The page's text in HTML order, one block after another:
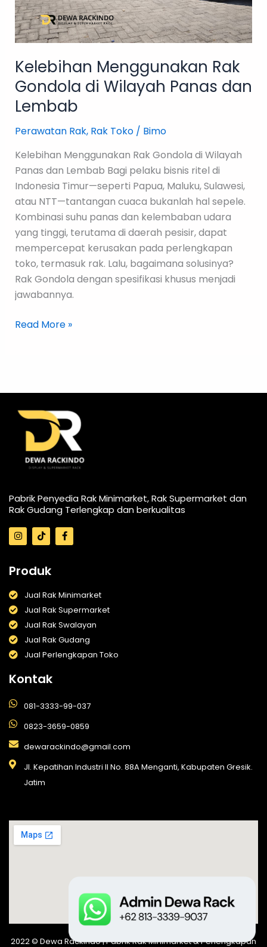
Kelebihan Menggunakan Rak
Gondola di Wilayah Panas dan
Lembab
Perawatan Rak, Rak Toko/ Bimo
Kelebihan Menggunakan Rak Gondola di Wilayah
Panas dan Lembab Bagi pelaku bisnis ritel di
Indonesia Timur—seperti Papua, Maluku, Sulawesi,
atau NTT—tantangan cuaca bukanlah hal sepele.
Kombinasi suhu panas dan kelembaban udara
yang tinggi, terutama di daerah pesisir, dapat
mempercepat kerusakan pada perlengkapan
toko, termasuk rak. Lalu, bagaimana solusinya?
Rak Gondola dengan spesifikasi khusus menjadi
jawabannya.
Read More »
Pabrik Penyedia Rak Minimarket, Rak Supermarket dan
Rak Gudang Terlengkap dan berkualitas
I
n
s
a
g
a
T
i
k
o
k
F
a
c
k
f
Produk
Jual Rak Minimarket
Jual Rak Supermarket
Jual Rak Swalayan
Jual Rak Gudang
Jual Perlengkapan Toko
Kontak
081-3333-99-037
0823-3659-0859
dewarackindo@gmail.com
Jl. Kepatihan Industri II No. 88A Menganti, Kabupaten Gresik.
Jatim
2022 © Dewa Rackindo | Pabrik Rak Minimarket & Perlengkapan